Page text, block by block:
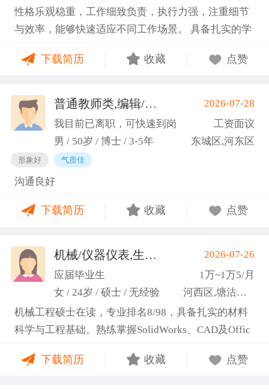
老师和同学多方沟通协调；2025年4月-2025年7月在
图书馆信息处担任助管，主要负责毕业生论文查重、
上传，毕业生信息核对，以及协助图书馆老师与学生
沟通举办各种活动。 （3）组织管理能力强，在读期
一百余人，并组织每天口语晨读活动，同时不定期举
办各种社团内部活动，如迎新、英语角等。
性格乐观稳重，工作细致负责，执行力强，注重细节
与效率，能够快速适应不同工作场景。 具备扎实的学
路与良好的问题处理意识。 拥有较强的团队协作与跨
稳步成长并创造价值。
下载简历 收藏 点赞
普通教师类,编辑/出版/印刷 (刘先生)
2026-07-28
我目前已离职，可快速到岗
工资面议
男 / 50岁 / 博士 / 3-5年
东城区,河东区
形象好 气质佳
沟通良好
下载简历 收藏 点赞
机械/仪器仪表,生产管理/研发 (高蕾)
2026-07-26
应届毕业生
1万~1万5/月
女 / 24岁 / 硕士 / 无经验
河西区,塘沽区,东丽区
机械工程硕士在读，专业排名8/98，具备扎实的材料
科学与工程基础。熟练掌握SolidWorks、CAD及Offic
2项天津市科研项目，擅长实验设计与数据分析;曾带
下载简历 收藏 点赞